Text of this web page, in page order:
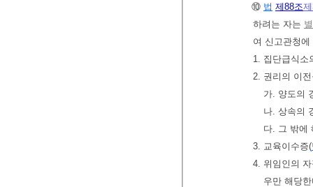
⑩ 법 제88조
하려는 자는
여 신고관청
1. 집단급식소
2. 권리의 이
가. 양도의
나. 상속의
다. 그 밖에
3. 교육이수증(
4. 위임인의
우만 해당